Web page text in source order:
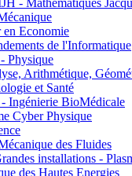
- Mathématiques
Economie
de l'Informatique
Physique
Arithmétique,
et Santé
BioMédicale
Cyber Physique
des Fluides
installations -
des Hautes Energies